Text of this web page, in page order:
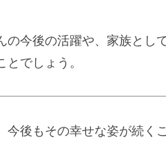
今後の活躍や、家族とし
でしょう。
後もその幸せな姿が続く